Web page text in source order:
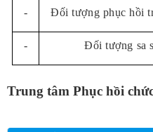
- Đối tượng phục hồi
- Đối tượng sa
Trung tâm Phục hồi